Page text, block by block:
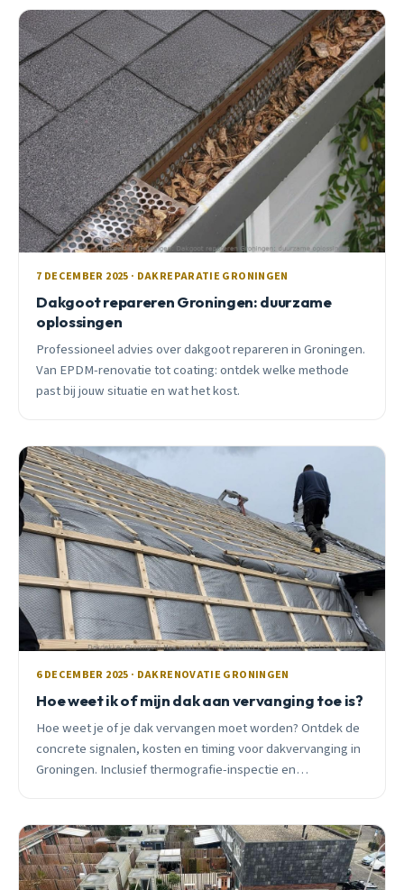
7 DECEMBER 2025 · DAKREPARATIE GRONINGEN
Dakgoot repareren Groningen: duurzame
oplossingen
Professioneel advies over dakgoot repareren in Groningen.
Van EPDM-renovatie tot coating: ontdek welke methode
past bij jouw situatie en wat het kost.
6 DECEMBER 2025 · DAKRENOVATIE GRONINGEN
Hoe weet ik of mijn dak aan vervanging toe is?
Hoe weet je of je dak vervangen moet worden? Ontdek de
concrete signalen, kosten en timing voor dakvervanging in
Groningen. Inclusief thermografie-inspectie en